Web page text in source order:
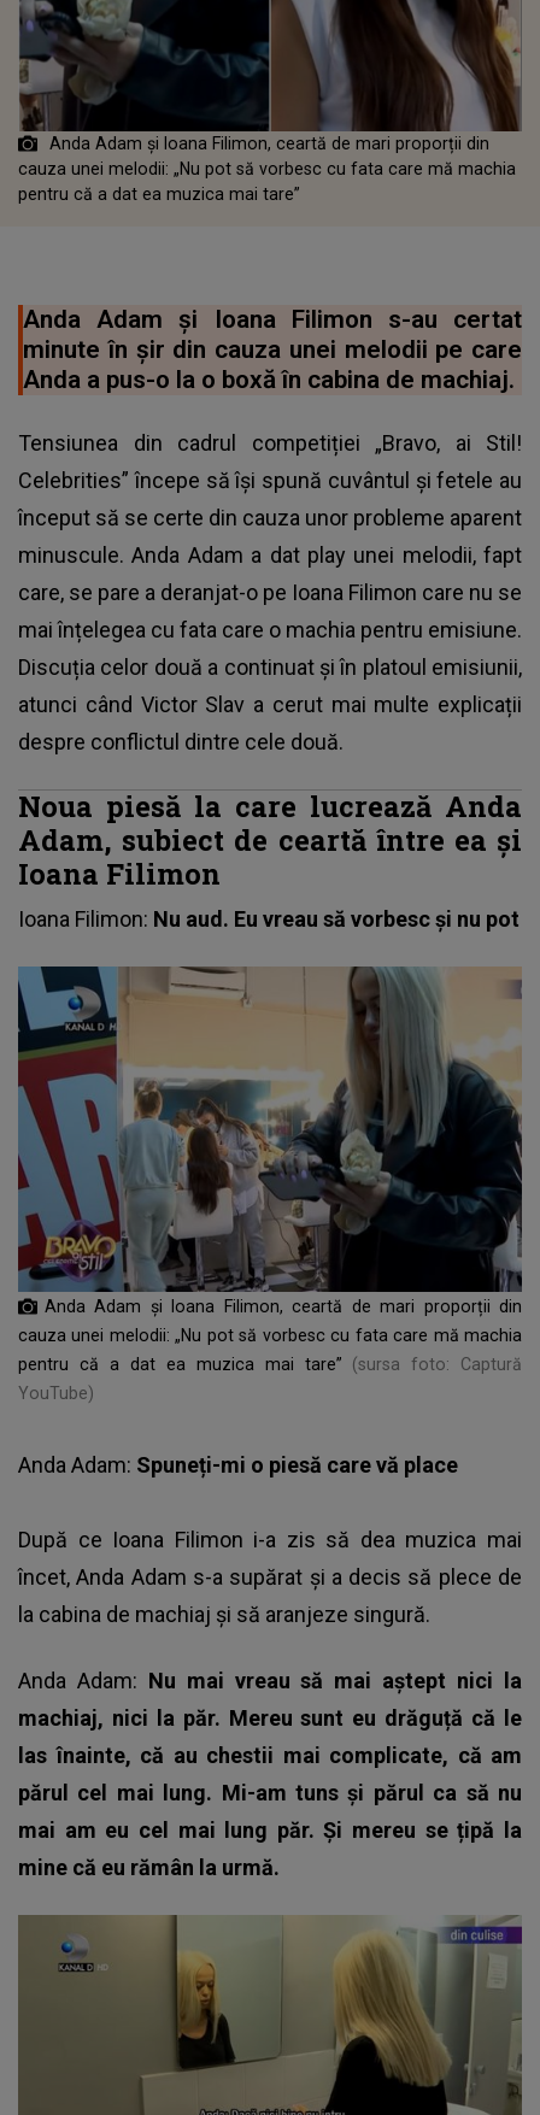
Anda Adam și Ioana Filimon, ceartă de mari proporții din
cauza unei melodii: „Nu pot să vorbesc cu fata care mă machia
pentru că a dat ea muzica mai tare”
Anda Adam și Ioana Filimon s-au certat
minute în șir din cauza unei melodii pe care
Anda a pus-o la o boxă în cabina de machiaj.
Tensiunea din cadrul competiției „Bravo, ai Stil!
Celebrities” începe să își spună cuvântul și fetele au
început să se certe din cauza unor probleme aparent
minuscule. Anda Adam a dat play unei melodii, fapt
care, se pare a deranjat-o pe Ioana Filimon care nu se
mai înțelegea cu fata care o machia pentru emisiune.
Discuția celor două a continuat și în platoul emisiunii,
atunci când Victor Slav a cerut mai multe explicații
despre conflictul dintre cele două.
Noua piesă la care lucrează Anda
Adam, subiect de ceartă între ea și
Ioana Filimon
Ioana Filimon: Nu aud. Eu vreau să vorbesc și nu pot
Anda Adam și Ioana Filimon, ceartă de mari proporții din
cauza unei melodii: „Nu pot să vorbesc cu fata care mă machia
pentru că a dat ea muzica mai tare”
(sursa foto: Captură
YouTube)
Anda Adam: Spuneți-mi o piesă care vă place
După ce Ioana Filimon i-a zis să dea muzica mai
încet,Anda Adam s-a supărat și a decis să plece de
la cabina de machiaj și să aranjeze singură.
Anda Adam: Nu mai vreau să mai aștept nici la
machiaj, nici la păr. Mereu sunt eu drăguță că le
las înainte, că au chestii mai complicate, că am
părul cel mai lung. Mi-am tuns și părul ca să nu
mai am eu cel mai lung păr. Și mereu se țipă la
mine că eu rămân la urmă.